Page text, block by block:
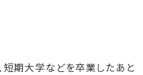
期大学などを卒業したあと